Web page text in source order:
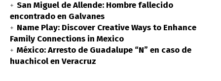
San Miguel de Allende: Hombre fallecido
encontrado en Galvanes
Name Play: Discover Creative Ways to Enhance
Family Connections in Mexico
México: Arresto de Guadalupe “N” en caso de
huachicol en Veracruz